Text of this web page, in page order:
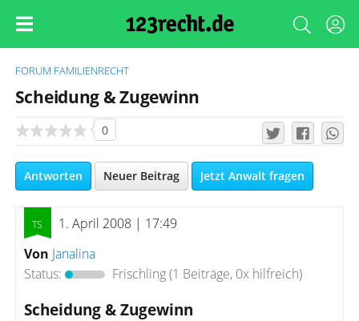
FORUM FAMILIENRECHT
Scheidung & Zugewinn
0
Antworten Neuer Beitrag Jetzt Anwalt fragen
1. April 2008 | 17:49
Von Janalina
Status:
Frischling(1 Beiträge, 0x hilfreich)
Scheidung & Zugewinn